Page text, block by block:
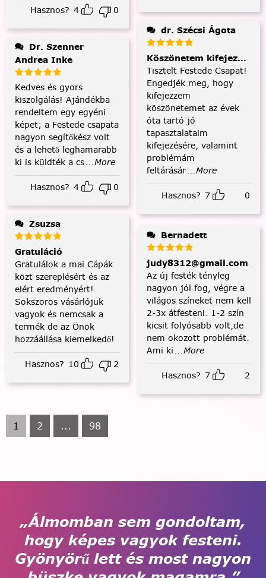
Hasznos? 4 0
Andrea Inke
Kedves és gyors
kiszolgálás! Ajándékba
rendeltem egy egyéni
képet; a Festede csapata
nagyon segítőkész volt
és a lehető leghamarabb
ki is küldték a cs...More
Hasznos? 4 0
Zsuzsa
Gratuláció
Gratulálok a mai Cápák
közt szereplésért és az
elért eredményért!
Sokszoros vásárlójuk
vagyok és nemcsak a
termék de az Önök
hozzáállása kiemelkedő!
Hasznos? 10 2
dr. Szécsi Ágota
Köszönetem kifejezése
Tisztelt Festede Csapat!
Engedjék meg, hogy
kifejezzem
köszönetemet az évek
óta tartó jó
tapasztalataim
kifejezésére, valamint
problémám
feltárásár...More
Hasznos? 7 0
Bernadett
judy8312@gmail.com
Az új festék tényleg
nagyon jól fog, végre a
világos színeket nem kell
2-3x átfesteni. 1-2 szín
kicsit folyósabb volt,de
nem okozott problémát.
Ami ki ...More
Hasznos? 7 2
1 2 ... 98
„Álmomban sem gondoltam,
hogy képes vagyok festeni.
Gyönyörű lett és most nagyon